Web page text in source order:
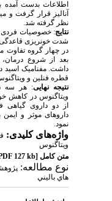
نظر گرفته شد.
نتایج: خصوصیات فردی
شدت خونریزی
در چهار گروه تفاوت
بعد از شروع
داشت. مفنامیک اسید
قطره فنلین و
نتیجه نهایی: هر سه
ویتاگنوس در کاهش
از دو داروی گیاهی
داروهای موثر و
نمود.
واژه‌های کلیدی:
ویتاگنوس
متن کامل[PDF 127 kb]
نوع مطالعه:
هاي باليني